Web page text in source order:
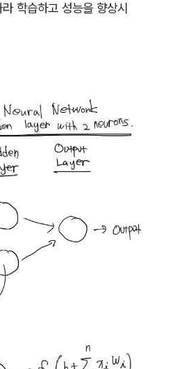
학습하고 성능을 향상시